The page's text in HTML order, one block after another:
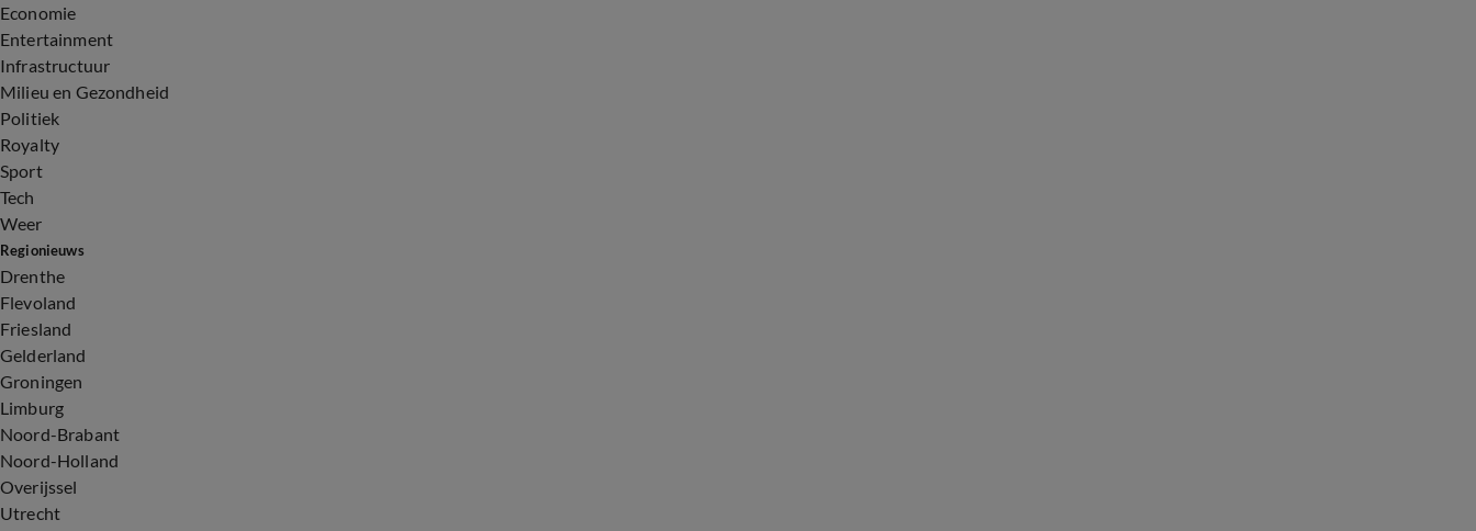
Economie
Entertainment
Infrastructuur
Milieu en Gezondheid
Politiek
Royalty
Sport
Tech
Weer
Regionieuws
Drenthe
Flevoland
Friesland
Gelderland
Groningen
Limburg
Noord-Brabant
Noord-Holland
Overijssel
Utrecht